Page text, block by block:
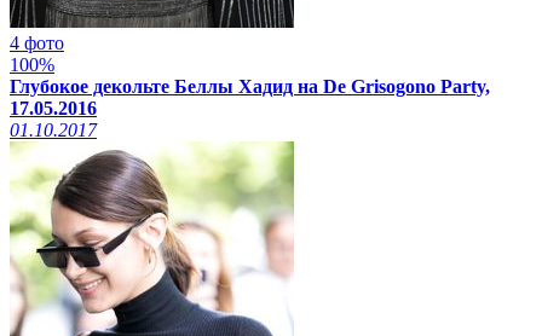
4 фото
100%
Глубокое декольте Беллы Хадид на De Grisogono Party,
17.05.2016
01.10.2017